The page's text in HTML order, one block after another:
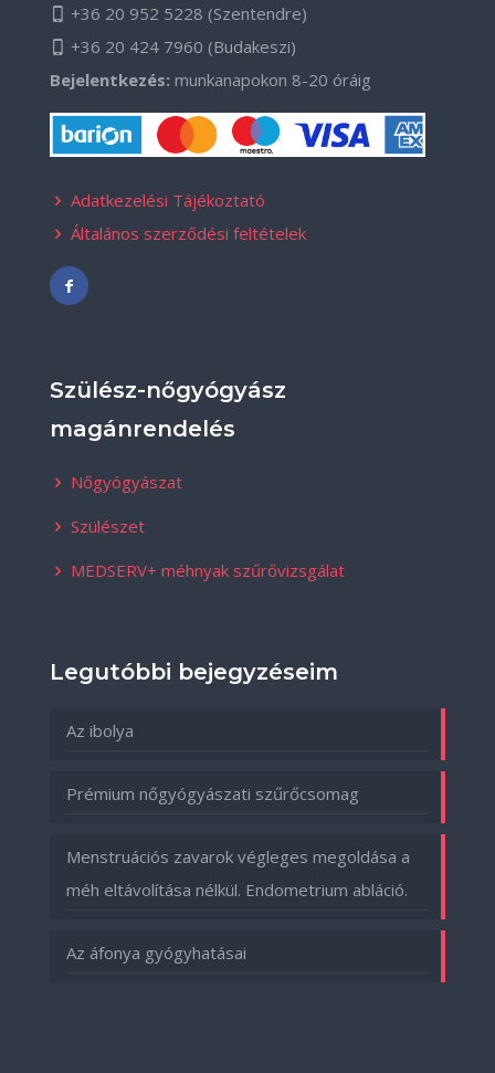
+36 20 952 5228 (Szentendre)
+36 20 424 7960 (Budakeszi)
Bejelentkezés: munkanapokon 8-20 óráig
Adatkezelési Tájékoztató
Általános szerződési feltételek
Szülész-nőgyógyász
magánrendelés
Nőgyógyászat
Szülészet
MEDSERV+ méhnyak szűrővizsgálat
Legutóbbi bejegyzéseim
Az ibolya
Prémium nőgyógyászati szűrőcsomag
Menstruációs zavarok végleges megoldása a
méh eltávolítása nélkül. Endometrium abláció.
Az áfonya gyógyhatásai